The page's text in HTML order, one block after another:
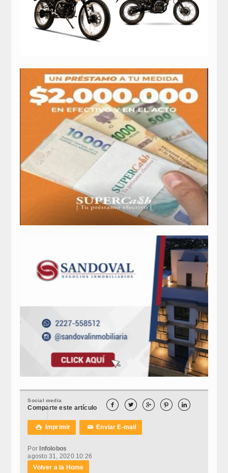
Social media
Comparte este artículo     
 Imprimir ✉Enviar E-mail
PorInfolobos
agosto 31, 2020 10:26
Volver a la Home